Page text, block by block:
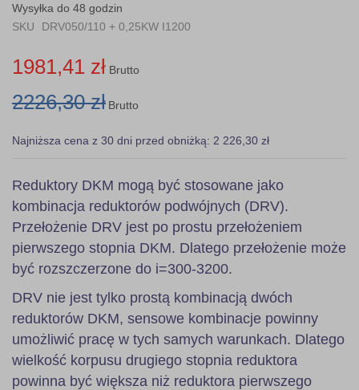
gallery
Wysyłka do 48 godzin
SKU
DRV050/110 + 0,25KW I1200
1981,41 zł Brutto
2226,30 zł Brutto
Najniższa cena z 30 dni przed obniżką: 2 226,30 zł
Reduktory DKM mogą być stosowane jako
kombinacja reduktorów podwójnych (DRV).
Przełożenie DRV jest po prostu przełożeniem
pierwszego stopnia DKM. Dlatego przełożenie może
być rozszczerzone do i=300-3200.
DRV nie jest tylko prostą kombinacją dwóch
reduktorów DKM, sensowe kombinacje powinny
umożliwić pracę w tych samych warunkach. Dlatego
wielkość korpusu drugiego stopnia reduktora
powinna być większa niż reduktora pierwszego